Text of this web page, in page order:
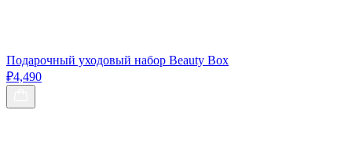
Подарочный уходовый набор Beauty Box
₽4,490